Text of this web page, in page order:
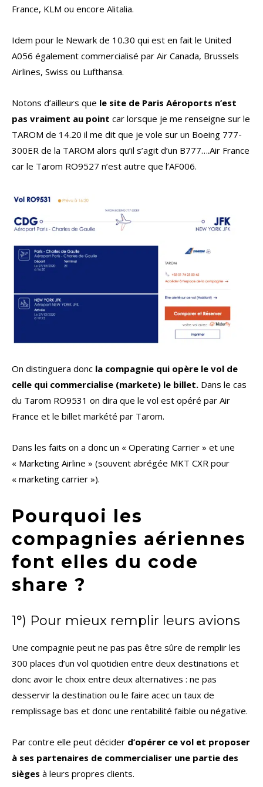
France, KLM ou encore Alitalia.
Idem pour le Newark de 10.30 qui est en fait le United
A056 également commercialisé par Air Canada, Brussels
Airlines, Swiss ou Lufthansa.
Notons d’ailleurs que le site de Paris Aéroports n’est
pas vraiment au point car lorsque je me renseigne sur le
TAROM de 14.20 il me dit que je vole sur un Boeing 777-
300ER de la TAROM alors qu’il s’agit d’un B777….Air France
car le Tarom RO9527 n’est autre que l’AF006.
On distinguera donc la compagnie qui opère le vol de
celle qui commercialise (markete) le billet. Dans le cas
du Tarom RO9531 on dira que le vol est opéré par Air
France et le billet markété par Tarom.
Dans les faits on a donc un « Operating Carrier » et une
« Marketing Airline » (souvent abrégée MKT CXR pour
« marketing carrier »).
Pourquoi les
compagnies aériennes
font elles du code
share ?
1°) Pour mieux remplir leurs avions
Une compagnie peut ne pas pas être sûre de remplir les
300 places d’un vol quotidien entre deux destinations et
donc avoir le choix entre deux alternatives : ne pas
desservir la destination ou le faire acec un taux de
remplissage bas et donc une rentabilité faible ou négative.
Par contre elle peut décider d’opérer ce vol et proposer
à ses partenaires de commercialiser une partie des
sièges à leurs propres clients.